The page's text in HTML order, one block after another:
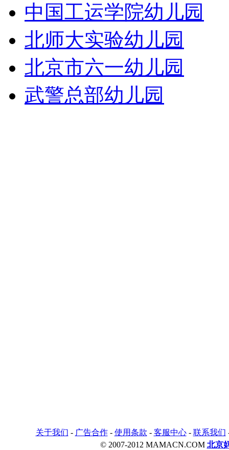
中国工运学院幼儿园
北师大实验幼儿园
北京市六一幼儿园
武警总部幼儿园
关于我们 - 广告合作- 使用条款 - 客服中心- 联系我们
© 2007-2012 MAMACN.COM 北京